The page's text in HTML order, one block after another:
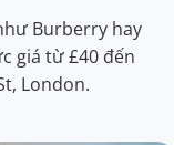
Burberry hay
giá từ £40 đến
London.